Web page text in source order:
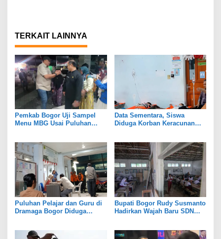
TERKAIT LAINNYA
Pemkab Bogor Uji Sampel
Menu MBG Usai Puluhan
Data Sementara, Siswa
Diduga Korban Keracunan
Puluhan Pelajar dan Guru di
Dramaga Bogor Diduga
Bupati Bogor Rudy Susmanto
Hadirkan Wajah Baru SDN
Pembangunan